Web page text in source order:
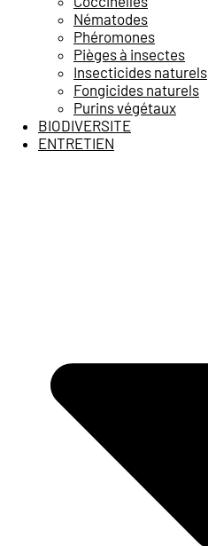
Nématodes
Phéromones
Pièges à insectes
Insecticides naturels
Fongicides naturels
Purins végétaux
BIODIVERSITE
ENTRETIEN